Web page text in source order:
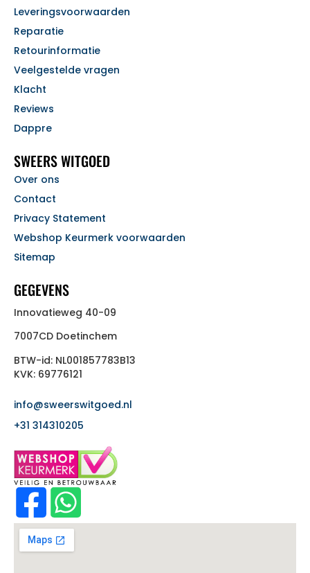
Leveringsvoorwaarden
Reparatie
Retourinformatie
Veelgestelde vragen
Klacht
Reviews
Dappre
SWEERS WITGOED
Over ons
Contact
Privacy Statement
Webshop Keurmerk voorwaarden
Sitemap
GEGEVENS
Innovatieweg 40-09
7007CD Doetinchem
BTW-id: NL001857783B13
KVK: 69776121
info@sweerswitgoed.nl
+31 314310205